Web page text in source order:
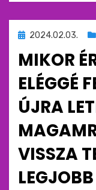
Beküldve
2024.02.03.
MIKOR
ELÉGGÉ
ÚJRA
VISSZA